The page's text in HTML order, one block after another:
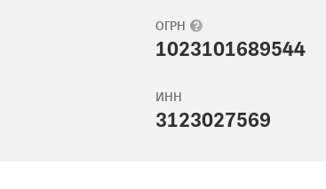
ОГРН
1023101689544
ИНН
3123027569